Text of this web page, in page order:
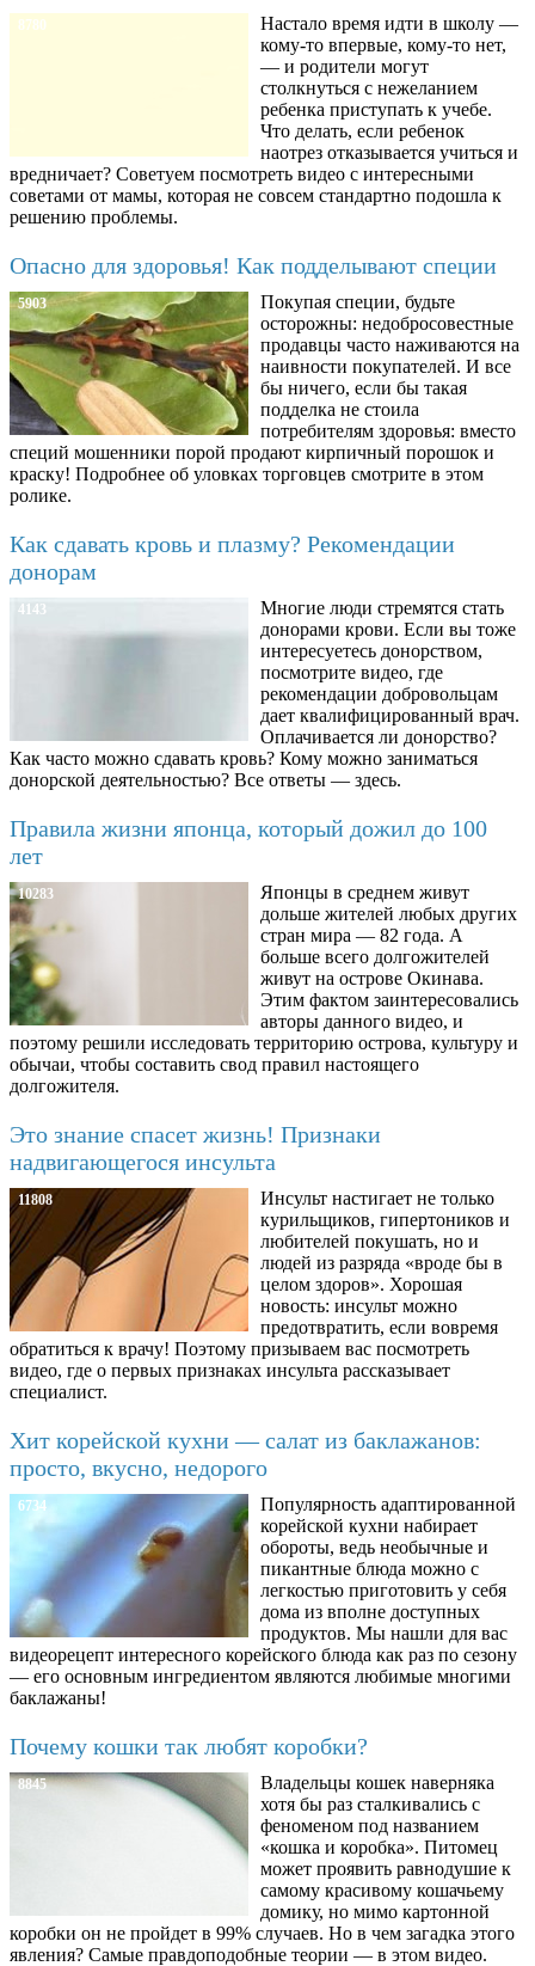
8780
Настало время идти в школу —
кому-то впервые, кому-то нет,
— и родители могут
столкнуться с нежеланием
ребенка приступать к учебе.
Что делать, если ребенок
наотрез отказывается учиться и
вредничает? Советуем посмотреть видео с интересными
советами от мамы, которая не совсем стандартно подошла к
решению проблемы.
Опасно для здоровья! Как подделывают специи
5903
Покупая специи, будьте
осторожны: недобросовестные
продавцы часто наживаются на
наивности покупателей. И все
бы ничего, если бы такая
подделка не стоила
потребителям здоровья: вместо
специй мошенники порой продают кирпичный порошок и
краску! Подробнее об уловках торговцев смотрите в этом
ролике.
Как сдавать кровь и плазму? Рекомендации
донорам
4143
Многие люди стремятся стать
донорами крови. Если вы тоже
интересуетесь донорством,
посмотрите видео, где
рекомендации добровольцам
дает квалифицированный врач.
Оплачивается ли донорство?
Как часто можно сдавать кровь? Кому можно заниматься
донорской деятельностью? Все ответы — здесь.
Правила жизни японца, который дожил до 100
лет
10283
Японцы в среднем живут
дольше жителей любых других
стран мира — 82 года. А
больше всего долгожителей
живут на острове Окинава.
Этим фактом заинтересовались
авторы данного видео, и
поэтому решили исследовать территорию острова, культуру и
обычаи, чтобы составить свод правил настоящего
долгожителя.
Это знание спасет жизнь! Признаки
надвигающегося инсульта
11808
Инсульт настигает не только
курильщиков, гипертоников и
любителей покушать, но и
людей из разряда «вроде бы в
целом здоров». Хорошая
новость: инсульт можно
предотвратить, если вовремя
обратиться к врачу! Поэтому призываем вас посмотреть
видео, где о первых признаках инсульта рассказывает
специалист.
Хит корейской кухни — салат из баклажанов:
просто, вкусно, недорого
6734
Популярность адаптированной
корейской кухни набирает
обороты, ведь необычные и
пикантные блюда можно с
легкостью приготовить у себя
дома из вполне доступных
продуктов. Мы нашли для вас
видеорецепт интересного корейского блюда как раз по сезону
— его основным ингредиентом являются любимые многими
баклажаны!
Почему кошки так любят коробки?
8845
Владельцы кошек наверняка
хотя бы раз сталкивались с
феноменом под названием
«кошка и коробка». Питомец
может проявить равнодушие к
самому красивому кошачьему
домику, но мимо картонной
коробки он не пройдет в 99% случаев. Но в чем загадка этого
явления? Самые правдоподобные теории — в этом видео.